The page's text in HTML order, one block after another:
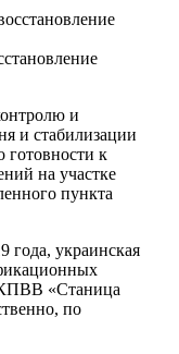
и
и стабилизации
готовности к
на участке
пункта
года, украинская
«Станица
по